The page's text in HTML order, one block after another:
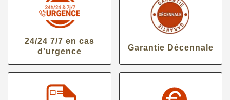
24/24 7/7 en cas
d'urgence
Garantie Décennale